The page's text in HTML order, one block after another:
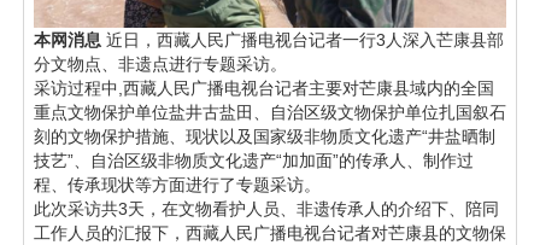
本网消息 近日，西藏人民广播电视台记者一行3人深入芒康县部
分文物点、非遗点进行专题采访。
采访过程中,西藏人民广播电视台记者主要对芒康县域内的全国
重点文物保护单位盐井古盐田、自治区级文物保护单位扎国叙石
刻的文物保护措施、现状以及国家级非物质文化遗产“井盐晒制
技艺”、自治区级非物质文化遗产“加加面”的传承人、制作过
程、传承现状等方面进行了专题采访。
此次采访共3天，在文物看护人员、非遗传承人的介绍下、陪同
工作人员的汇报下，西藏人民广播电视台记者对芒康县的文物保